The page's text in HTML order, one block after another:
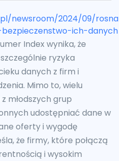
newsroom/2024/09/
ich-danych
Index wynika, że
ryzyka
danych z firm i
Mimo to, wielu
młodszych grup
udostępniać dane w
oferty i wygodę
że firmy, które połączą
i wysokim